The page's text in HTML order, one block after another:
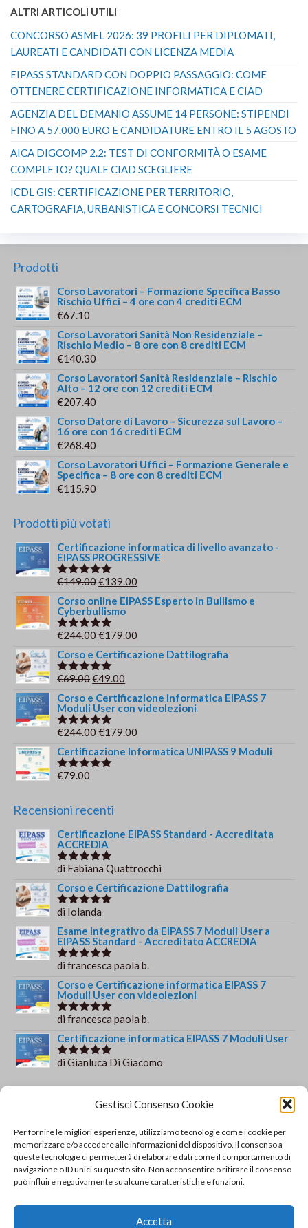
Gestisci Consenso Cookie
Per fornire le migliori esperienze, utilizziamo tecnologie come i cookie per
memorizzare e/o accedere alle informazioni del dispositivo. Il consenso a
queste tecnologie ci permetterà di elaborare dati come il comportamento di
navigazione o ID unici su questo sito. Non acconsentire o ritirare il consenso
può influire negativamente su alcune caratteristiche e funzioni.
Accetta
ALTRI ARTICOLI UTILI
CONCORSO ASMEL 2026: 39 PROFILI PER DIPLOMATI,
LAUREATI E CANDIDATI CON LICENZA MEDIA
EIPASS STANDARD CON DOPPIO PASSAGGIO: COME
OTTENERE CERTIFICAZIONE INFORMATICA E CIAD
AGENZIA DEL DEMANIO ASSUME 14 PERSONE: STIPENDI
FINO A 57.000 EURO E CANDIDATURE ENTRO IL 5 AGOSTO
AICA DIGCOMP 2.2: TEST DI CONFORMITÀ O ESAME
COMPLETO? QUALE CIAD SCEGLIERE
ICDL GIS: CERTIFICAZIONE PER TERRITORIO,
CARTOGRAFIA, URBANISTICA E CONCORSI TECNICI
Prodotti
Corso Lavoratori – Formazione Specifica Basso
Rischio Uffici – 4 ore con 4 crediti ECM
€67.10
Corso Lavoratori Sanità Non Residenziale –
Rischio Medio – 8 ore con 8 crediti ECM
€140.30
Corso Lavoratori Sanità Residenziale – Rischio
Alto – 12 ore con 12 crediti ECM
€207.40
Corso Datore di Lavoro – Sicurezza sul Lavoro –
16 ore con 16 crediti ECM
€268.40
Corso Lavoratori Uffici – Formazione Generale e
Specifica – 8 ore con 8 crediti ECM
€115.90
Prodotti più votati
Certificazione informatica di livello avanzato -
EIPASS PROGRESSIVE
Valutato
€149.00Il
prezzo
originale
era:
€139.00
prezzo
Corso online EIPASS Esperto in Bullismo e
Cyberbullismo
Valutato
€244.00Il
prezzo
originale
era:
€244.00.
€179.00
prezzo
€179.00.
Corso e Certificazione Dattilografia
Valutato
€69.00Il
prezzo
originale
era:
€49.00
prezzo
attuale
è:
Corso e Certificazione informatica EIPASS 7
Moduli User con videolezioni
Valutato
€244.00Il
prezzo
originale
€179.00
prezzo
Certificazione Informatica UNIPASS 9 Moduli
Valutato
€79.00
Recensioni recenti
Certificazione EIPASS Standard - Accreditata
ACCREDIA
Valutato5
di Fabiana Quattrocchi
Corso e Certificazione Dattilografia
Valutato5
di Iolanda
Esame integrativo da EIPASS 7 Moduli User a
EIPASS Standard - Accreditato ACCREDIA
Valutato5
di francesca paola b.
Corso e Certificazione informatica EIPASS 7
Moduli User con videolezioni
Valutato5
di francesca paola b.
Certificazione informatica EIPASS 7 Moduli User
Valutato5
di Gianluca Di Giacomo
84013 Cava de' Tirreni
+39 329 952 9244
info@solsisacademy.it
Lun-Ven: 09:30-18:30, Sab: 10:00-12:00
Pausa pranzo: 13:30-15:30